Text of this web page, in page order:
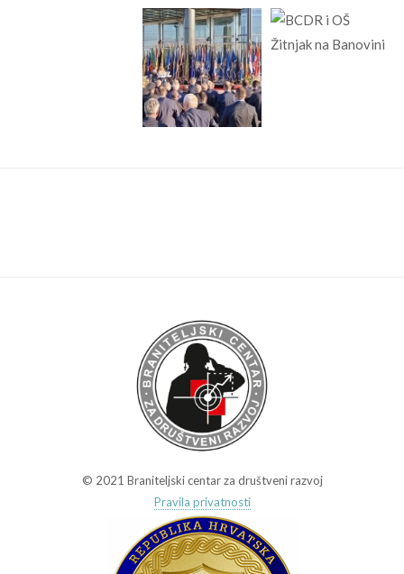
© 2021 Braniteljski centar za društveni razvoj
Pravila privatnosti